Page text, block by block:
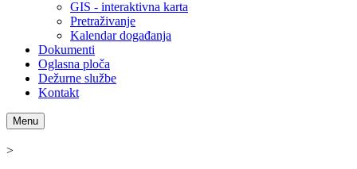
GIS - interaktivna karta
Pretraživanje
Kalendar događanja
Dokumenti
Oglasna ploča
Dežurne službe
Kontakt
Menu
>